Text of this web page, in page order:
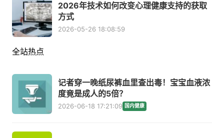
2026年技术如何改变心理健康支持的获取
方式
2026-05-26 18:08:59
全站热点
记者穿一晚纸尿裤血里查出毒！宝宝血液浓
度竟是成人的5倍？
2026-06-18 17:21:09 国内健康